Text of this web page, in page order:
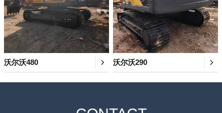
沃尔沃480 沃尔沃290